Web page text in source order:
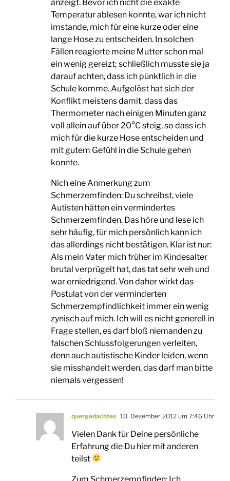
anzeigt. Bevor ich nicht die exakte
Temperatur ablesen konnte, war ich nicht
imstande, mich für eine kurze oder eine
lange Hose zu entscheiden. In solchen
Fällen reagierte meine Mutter schon mal
ein wenig gereizt; schließlich musste sie ja
darauf achten, dass ich pünktlich in die
Schule komme. Aufgelöst hat sich der
Konflikt meistens damit, dass das
Thermometer nach einigen Minuten ganz
voll allein auf über 20°C steig, so dass ich
mich für die kurze Hose entscheiden und
mit gutem Gefühl in die Schule gehen
konnte.
Nich eine Anmerkung zum
Schmerzemfinden: Du schreibst, viele
Autisten hätten ein vermindertes
Schmerzemfinden. Das höre und lese ich
sehr häufig, für mich persönlich kann ich
das allerdings nicht bestätigen. Klar ist nur:
Als mein Vater mich früher im Kindesalter
brutal verprügelt hat, das tat sehr weh und
war erniedrigend. Von daher wirkt das
Postulat von der verminderten
Schmerzempfindlichkeit immer ein wenig
zynisch auf mich. Ich will es nicht generell in
Frage stellen, es darf bloß niemanden zu
falschen Schlussfolgerungen verleiten,
denn auch autistische Kinder leiden, wenn
sie misshandelt werden, das darf man bitte
niemals vergessen!
quergedachtes 10. Dezember 2012 um 7:46 Uhr
Vielen Dank für Deine persönliche
Erfahrung die Du hier mit anderen
teilst
Zum Schmerzempfinden: Ich